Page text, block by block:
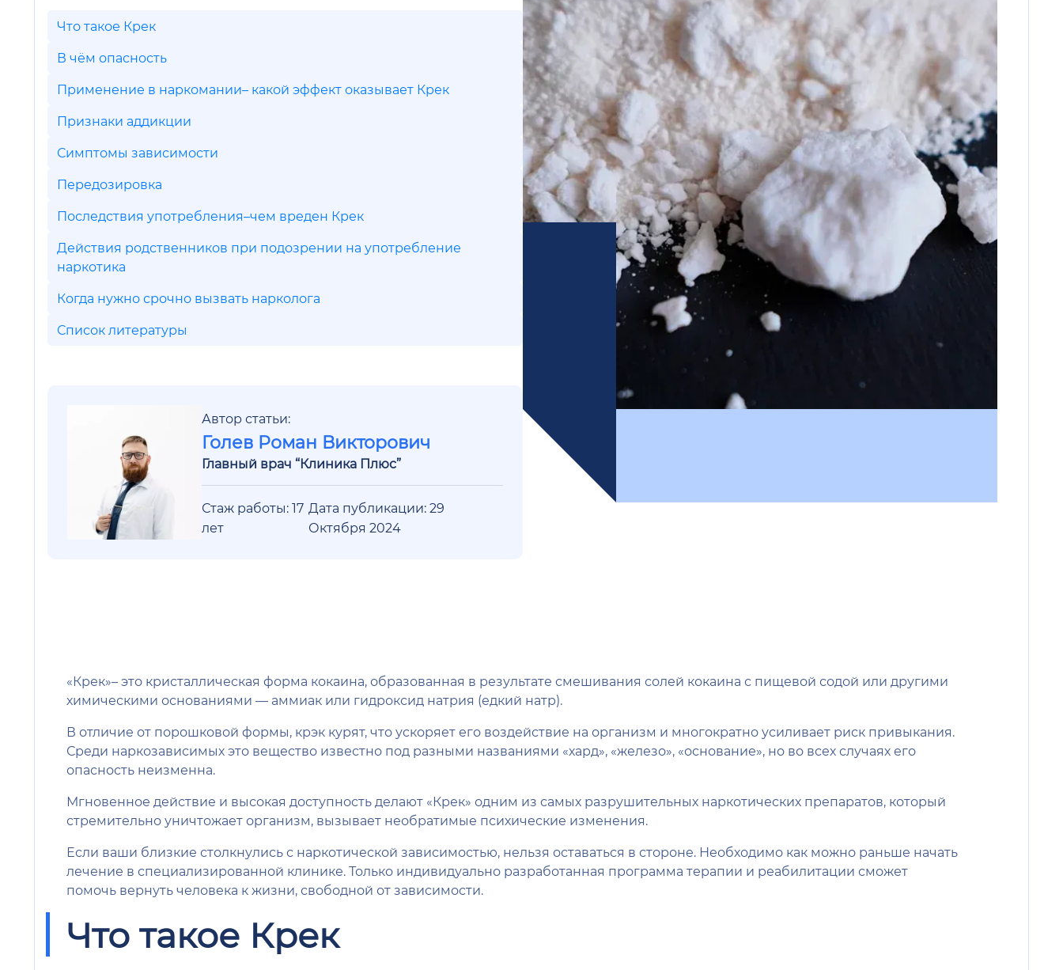
Что такое Крек
В чём опасность
Применение в наркомании– какой эффект оказывает Крек
Признаки аддикции
Симптомы зависимости
Передозировка
Последствия употребления–чем вреден Крек
Действия родственников при подозрении на употребление
наркотика
Когда нужно срочно вызвать нарколога
Список литературы
Автор статьи:
Голев Роман Викторович
Главный врач “Клиника Плюс”
Стаж работы: 17
лет
Дата публикации: 29
Октября 2024
«Крек»– это кристаллическая форма кокаина, образованная в результате смешивания солей кокаина с пищевой содой или другими
химическими основаниями — аммиак или гидроксид натрия (едкий натр).
В отличие от порошковой формы, крэк курят, что ускоряет его воздействие на организм и многократно усиливает риск привыкания.
Среди наркозависимых это вещество известно под разными названиями «хард», «железо», «основание», но во всех случаях его
опасность неизменна.
Мгновенное действие и высокая доступность делают «Крек» одним из самых разрушительных наркотических препаратов, который
стремительно уничтожает организм, вызывает необратимые психические изменения.
Если ваши близкие столкнулись с наркотической зависимостью, нельзя оставаться в стороне. Необходимо как можно раньше начать
лечение в специализированной клинике. Только индивидуально разработанная программа терапии и реабилитации сможет
помочь вернуть человека к жизни, свободной от зависимости.
Что такое Крек